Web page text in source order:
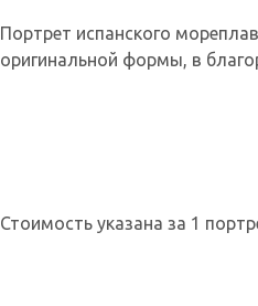
Портрет испанского
оригинальной формы, в
Стоимость указана за 1